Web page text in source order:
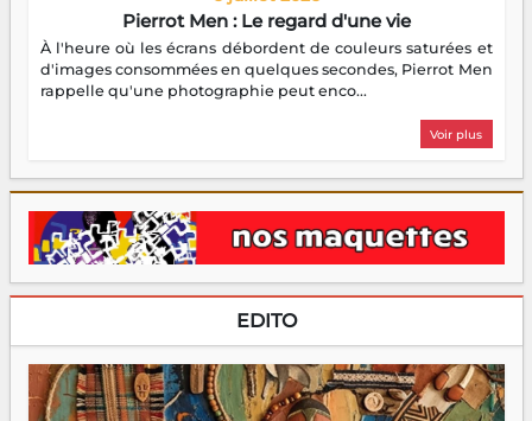
Pierrot Men : Le regard d'une vie
À l'heure où les écrans débordent de couleurs saturées et
d'images consommées en quelques secondes, Pierrot Men
rappelle qu'une photographie peut enco...
Voir plus
EDITO